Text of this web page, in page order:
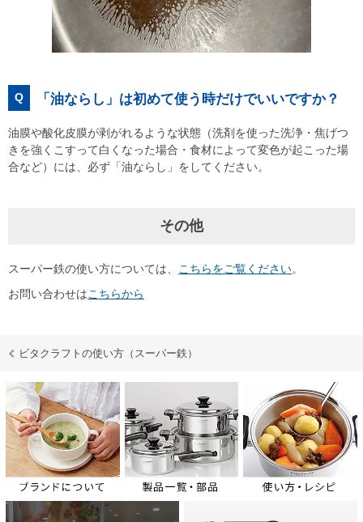
Q 「油ならし」は初めて使う時だけでいいですか？
油膜や酸化皮膜が剥がれるような状態（洗剤を使った洗浄・焦げつ
きを強くこすって白くなった場合・食材によって変色が起こった場
合など）には、必ず「油ならし」をしてください。
その他
スーパー鉄の使い方については、 こちらをご覧ください。
お問い合わせはこちらから
ビタクラフトの使い方（スーパー鉄）